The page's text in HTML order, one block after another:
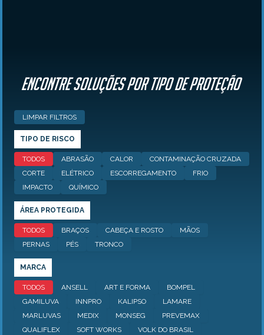
Encontre Soluções por tipo de proteção
LIMPAR FILTROS
TIPO DE RISCO
TODOS ABRASÃO CALOR
CONTAMINAÇÃO CRUZADA
CORTE
ELÉTRICO ESCORREGAMENTO
FRIO
IMPACTO
QUÍMICO
ÁREA PROTEGIDA
TODOS BRAÇOS CABEÇA E ROSTO
MÃOS
PERNAS
PÉS TRONCO
MARCA
TODOS ANSELL ART E FORMA
BOMPEL
GAMILUVA
INNPRO KALIPSO
LAMARE
MARLUVAS
MEDIX MONSEG
PREVEMAX
QUALIFLEX
SOFT WORKS VOLK DO BRASIL